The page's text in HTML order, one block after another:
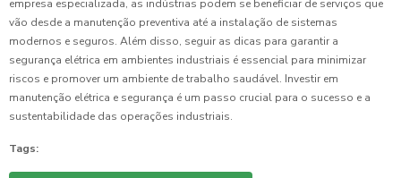
empresa especializada, as indústrias podem se beneficiar de serviços que
vão desde a manutenção preventiva até a instalação de sistemas
modernos e seguros. Além disso, seguir as dicas para garantir a
segurança elétrica em ambientes industriais é essencial para minimizar
riscos e promover um ambiente de trabalho saudável. Investir em
manutenção elétrica e segurança é um passo crucial para o sucesso e a
sustentabilidade das operações industriais.
Tags: